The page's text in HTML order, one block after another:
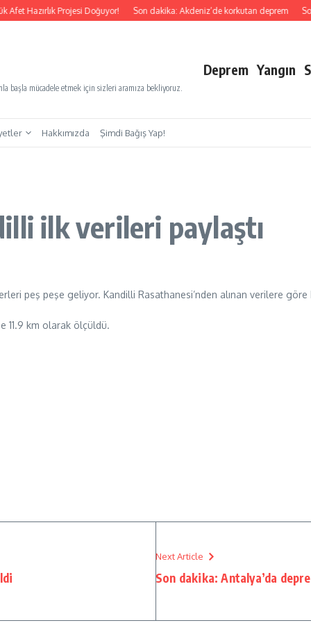
Hazırlık Projesi Doğuyor! Son dakika: Akdeniz’de korkutan deprem
başla mücadele etmek için sizleri aramıza bekliyoruz.
Deprem Yangın
Hakkımızda Şimdi Bağış Yap!
ilk verileri paylaştı
peş peşe geliyor. Kandilli Rasathanesi’nden alınan verilere
11.9 km olarak ölçüldü.
Next Article
Son dakika: Antalya’da